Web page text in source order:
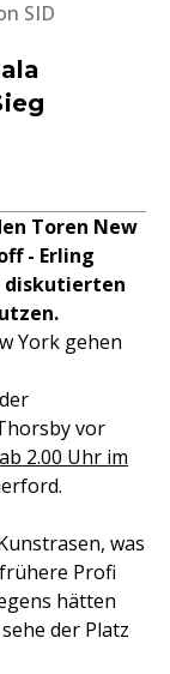
SID
Toren New
- Erling
diskutierten
York gehen
vor
2.00 Uhr im
was
Profi
hätten
der Platz